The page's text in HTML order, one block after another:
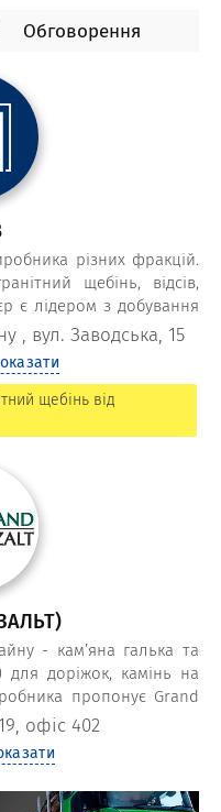
Базаль є
ізоляційних волокон.
стовпами є самобутнім
Рівненщини та України,
Обговорення
різних фракцій.
щебінь, відсів,
є лідером з добування
з використанням
, вул. Заводська, 15
щебінь від
- кам’яна галька та
для доріжок, камінь на
пропонує Grand
з натурального
стільниці, підвіконня,
офіс 402